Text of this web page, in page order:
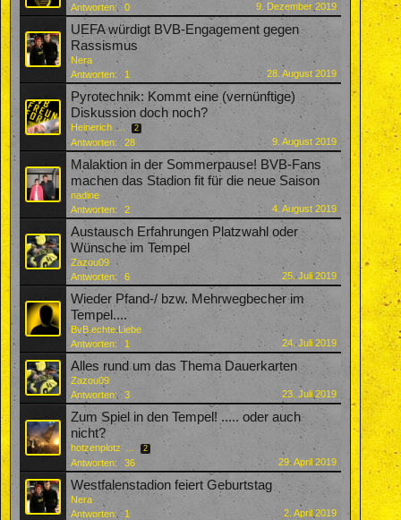
Antworten:
0 9. Dezember 2019
UEFA würdigt BVB-Engagement gegen
Rassismus
Nera
Antworten:
1 28. August 2019
Pyrotechnik: Kommt eine (vernünftige)
Diskussion doch noch?
Heinerich ... 2
Antworten: 28 9. August 2019
Malaktion in der Sommerpause! BVB-Fans
machen das Stadion fit für die neue Saison
nadine
Antworten:
2 4. August 2019
Austausch Erfahrungen Platzwahl oder
Wünsche im Tempel
Zazou09
Antworten:
6 25. Juli 2019
Wieder Pfand-/ bzw. Mehrwegbecher im
Tempel....
BvB.echte.Liebe
Antworten:
1 24. Juli 2019
Alles rund um das Thema Dauerkarten
Zazou09
Antworten:
3 23. Juli 2019
Zum Spiel in den Tempel! ..... oder auch
nicht?
hotzenplotz ... 2
Antworten: 36 29. April 2019
Westfalenstadion feiert Geburtstag
Nera
Antworten:
1 2. April 2019